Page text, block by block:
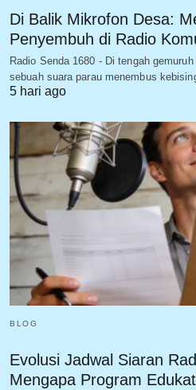
Di Balik Mikrofon Desa:
Penyembuh di Radio
Radio Senda 1680 - Di tengah
sebuah suara parau menembus
5 hari ago
BLOG
Evolusi Jadwal Siaran
Mengapa Program